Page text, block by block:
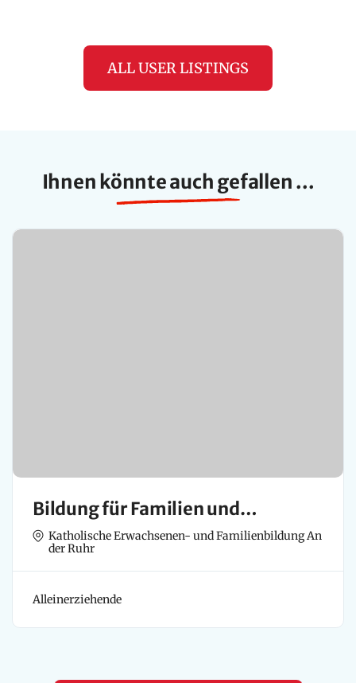
ALL USER LISTINGS
Ihnen könnte auch gefallen ...
Bildung für Familien und
Erwachsene
Katholische Erwachsenen- und Familienbildung An
der Ruhr
Alleinerziehende